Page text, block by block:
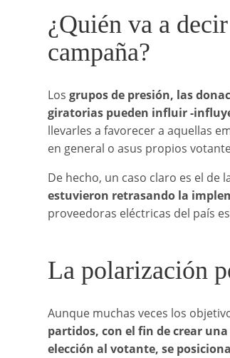
¿Quién va a
campaña?
Losgrupos de presión, las
giratorias pueden influir -
llevarles a favorecer a aquellas
en general o asus propios
De hecho, un caso claro es el
estuvieron retrasando la
proveedoras eléctricas del país
La polarización
Aunque muchas veces los
partidos, con el fin de crear
elección al votante, se